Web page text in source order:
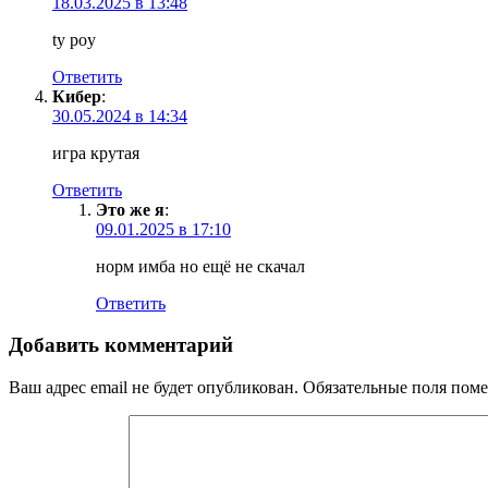
ty poy
Ответить
Кибер:
30.05.2024 в 14:34
игра крутая
Ответить
Это же я:
09.01.2025 в 17:10
норм имба но ещё не скачал
Ответить
Добавить комментарий
Ваш адрес email не будет опубликован. Обязательные поля